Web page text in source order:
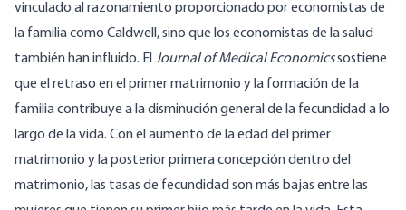
vinculado al razonamiento proporcionado por economistas de
la familia como Caldwell, sino que los economistas de la salud
también han influido. El Journal of Medical Economicssostiene
que el retraso en el primer matrimonio y la formación de la
familia contribuye a la disminución general de la fecundidad a lo
largo de la vida. Con el aumento de la edad del primer
matrimonio y la posterior primera concepción dentro del
matrimonio, las tasas de fecundidad son más bajas entre las